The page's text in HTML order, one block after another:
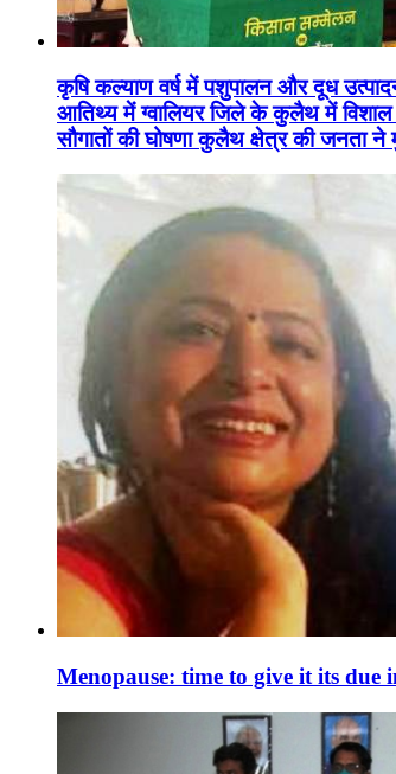
कृषि कल्याण वर्ष में पशुपालन और दूध
आतिथ्य में ग्वालियर जिले के कुलैथ में
सौगातों की घोषणा कुलैथ क्षेत्र की जनता ने
Menopause: time to give it its due